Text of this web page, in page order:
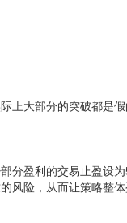
上大部分的突破都是
分盈利的交易止盈设
风险，从而让策略整体